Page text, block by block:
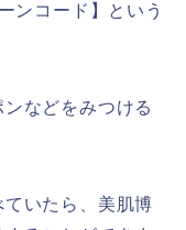
ンコード】という
などをみつける
いたら、美肌博